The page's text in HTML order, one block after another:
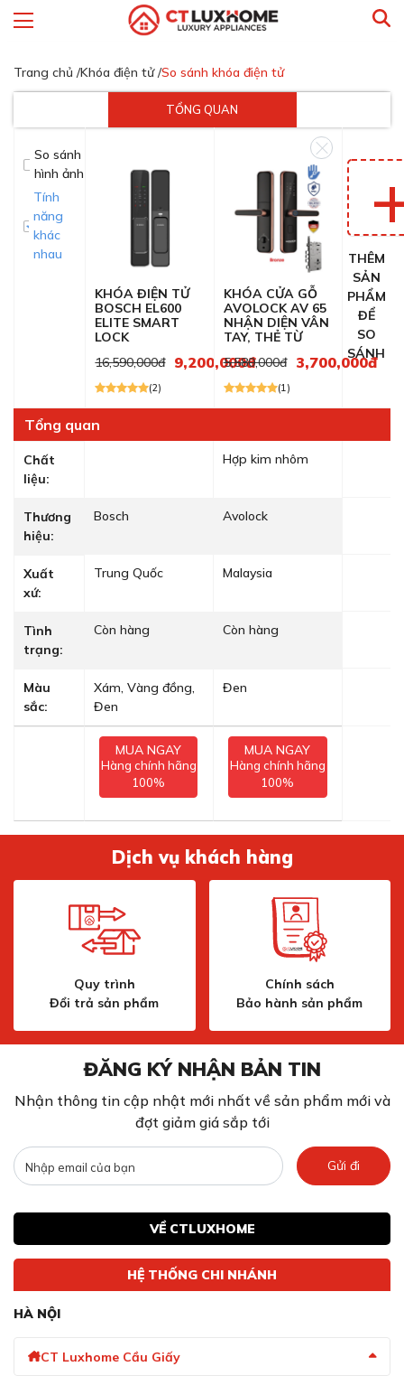
Trang chủ /Khóa điện tử /So sánh khóa điện tử
TỔNG QUAN
So sánh
hình ảnh
Tính
năng
khác
nhau
KHÓA ĐIỆN TỬ
BOSCH EL600
ELITE SMART
LOCK
16,590,000đ 9,200,000đ
(2)
KHÓA CỬA GỖ
AVOLOCK AV 65
NHẬN DIỆN VÂN
TAY, THẺ TỪ
5,580,000đ
3,700,000đ
(1)
THÊM
SẢN
PHẨM
ĐỂ
SO
SÁNH
Tổng quan
Chất
liệu:
Hợp kim nhôm
Thương
hiệu:
Bosch Avolock
Xuất
xứ:
Trung Quốc Malaysia
Tình
trạng:
Còn hàng Còn hàng
Màu
sắc:
Xám, Vàng đồng,
Đen
Đen
MUA NGAY
Hàng chính hãng
100%
MUA NGAY
Hàng chính hãng
100%
Dịch vụ khách hàng
Quy trình
Đổi trả sản phẩm
Chính sách
Bảo hành sản phẩm
ĐĂNG KÝ NHẬN BẢN TIN
Nhận thông tin cập nhật mới nhất về sản phẩm mới và
đợt giảm giá sắp tới
Gửi đi
VỀ CTLUXHOME
HỆ THỐNG CHI NHÁNH
HÀ NỘI
CT Luxhome Cầu Giấy